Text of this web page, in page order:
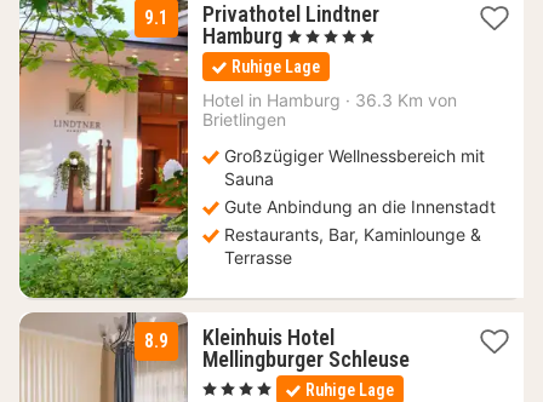
9.1
Privathotel Lindtner
Hamburg 1
Nacht
ab
149
, 5 Sterne
Ruhige Lage
Hotel in Hamburg · 36.3 Km von
Brietlingen
Großzügiger Wellnessbereich mit
Sauna
Gute Anbindung an die Innenstadt
Restaurants, Bar, Kaminlounge &
Terrasse
8.9
Kleinhuis Hotel
Mellingburger Schleuse3
, 4 Sterne Ruhige Lage